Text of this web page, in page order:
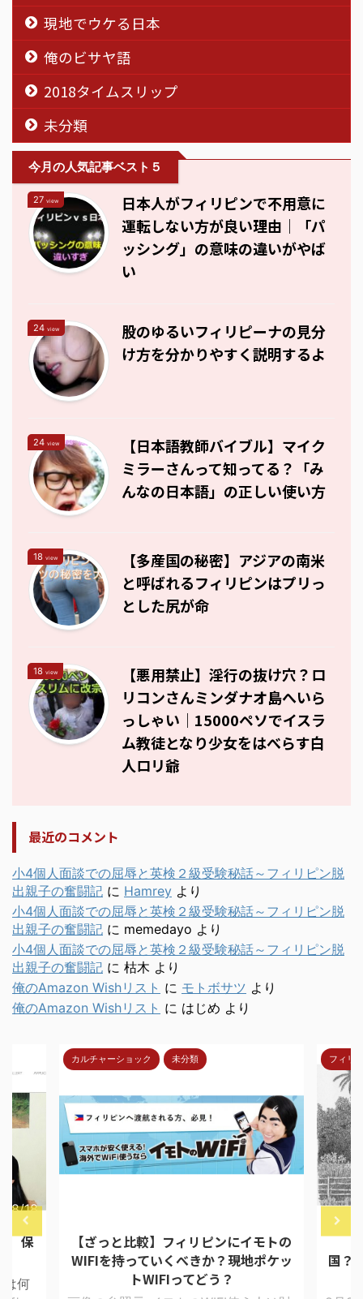
現地でウケる日本
俺のビサヤ語
2018タイムスリップ
未分類
今月の人気記事ベスト５
27 view
日本人がフィリピンで不用意に
運転しない方が良い理由｜「パ
ッシング」の意味の違いがやば
い
24 view
股のゆるいフィリピーナの見分
け方を分かりやすく説明するよ
24 view
【日本語教師バイブル】マイク
ミラーさんって知ってる？「み
んなの日本語」の正しい使い方
18 view
【多産国の秘密】アジアの南米
と呼ばれるフィリピンはプリっ
とした尻が命
18 view
【悪用禁止】淫行の抜け穴？ロ
リコンさんミンダナオ島へいら
っしゃい｜15000ペソでイスラ
ム教徒となり少女をはべらす白
人ロリ爺
最近のコメント
小4個人面談での屈辱と英検２級受験秘話～フィリピン脱
出親子の奮闘記 に Hamrey より
小4個人面談での屈辱と英検２級受験秘話～フィリピン脱
出親子の奮闘記 に memedayo より
小4個人面談での屈辱と英検２級受験秘話～フィリピン脱
出親子の奮闘記 に 枯木 より
俺のAmazon Wishリスト に モトボサツ より
俺のAmazon Wishリスト に はじめ より
4/30
トの
フィリピン人ってどんな人
【まとめ】フィリピンってどんな
国？ 10年間で体験した出来事を元に
一覧化
メイド
【重